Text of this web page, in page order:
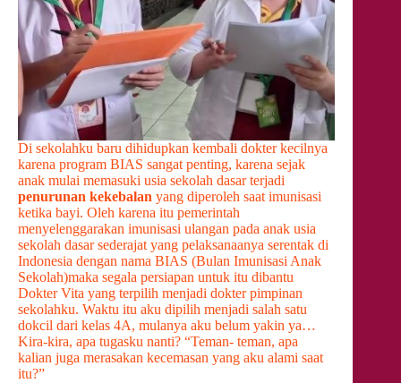
Di sekolahku baru dihidupkan kembali dokter kecilnya
karena program BIAS sangat penting, karena sejak
anak mulai memasuki usia sekolah dasar terjadi
penurunan kekebalan yang diperoleh saat imunisasi
ketika bayi. Oleh karena itu pemerintah
menyelenggarakan imunisasi ulangan pada anak usia
sekolah dasar sederajat yang pelaksanaanya serentak di
Indonesia dengan nama BIAS (Bulan Imunisasi Anak
Sekolah)maka segala persiapan untuk itu dibantu
Dokter Vita yang terpilih menjadi dokter pimpinan
sekolahku. Waktu itu aku dipilih menjadi salah satu
dokcil dari kelas 4A, mulanya aku belum yakin ya…
Kira-kira, apa tugasku nanti? “Teman- teman, apa
kalian juga merasakan kecemasan yang aku alami saat
itu?”